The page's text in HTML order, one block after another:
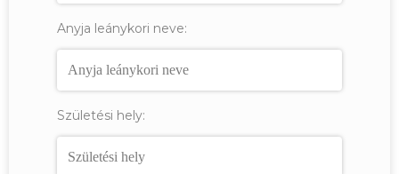
Anyja leánykori neve:
Születési hely: